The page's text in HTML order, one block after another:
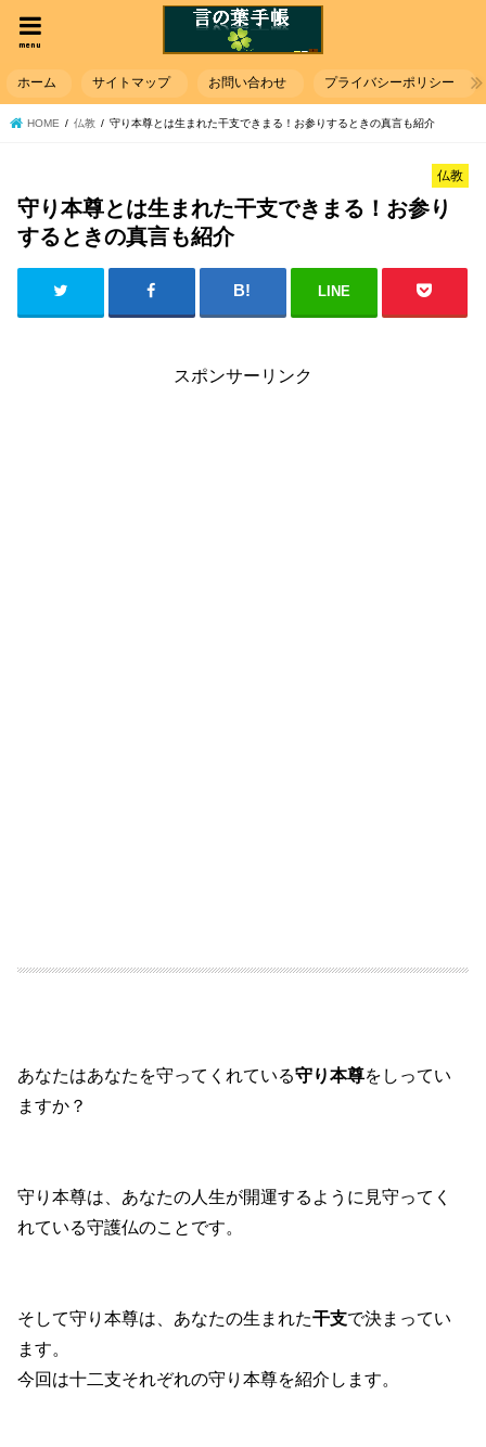
menu
ホーム サイトマップ お問い合わせ プライバシーポリシー
HOME 仏教 守り本尊とは生まれた干支できまる！お参りするときの真言も紹介
仏教
守り本尊とは生まれた干支できまる！お参り
するときの真言も紹介
LINE
スポンサーリンク
あなたはあなたを守ってくれている守り本尊をしってい
ますか？
守り本尊は、あなたの人生が開運するように見守ってく
れている守護仏のことです。
そして守り本尊は、あなたの生まれた干支で決まってい
ます。
今回は十二支それぞれの守り本尊を紹介します。